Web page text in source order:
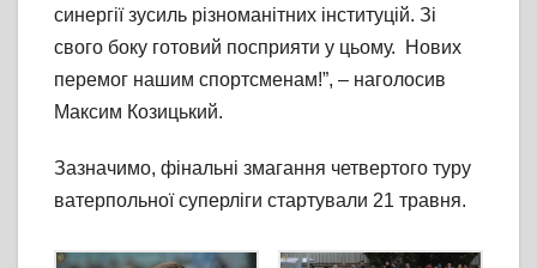
синергії зусиль різноманітних інституцій. Зі
свого боку готовий посприяти у цьому. Нових
перемог нашим спортсменам!”, – наголосив
Максим Козицький.
Зазначимо, фінальні змагання четвертого туру
ватерпольної суперліги стартували 21 травня.